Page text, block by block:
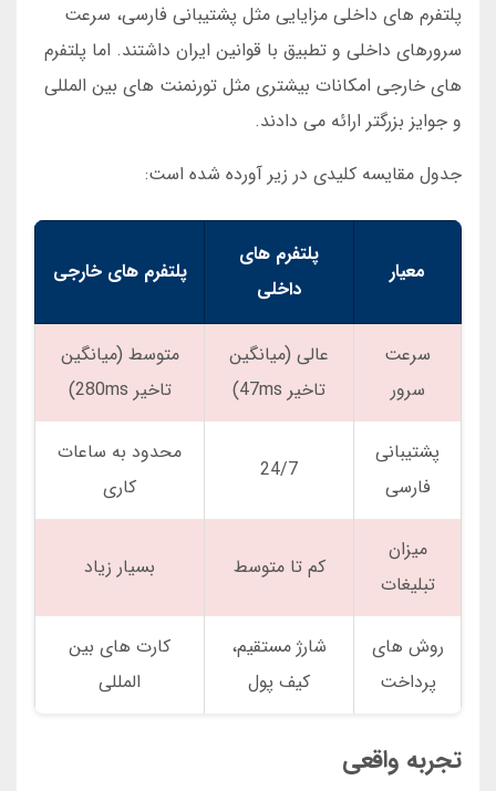
پلتفرم های داخلی مزایایی مثل پشتیبانی فارسی، سرعت
سرورهای داخلی و تطبیق با قوانین ایران داشتند. اما پلتفرم
های خارجی امکانات بیشتری مثل تورنمنت های بین المللی
و جوایز بزرگتر ارائه می دادند.
جدول مقایسه کلیدی در زیر آورده شده است:
معیار
پلتفرم های
داخلی
پلتفرم های خارجی
سرعت
سرور
عالی (میانگین
تاخیر 47ms)
متوسط (میانگین
تاخیر 280ms)
پشتیبانی
فارسی
24/7
محدود به ساعات
کاری
میزان
تبلیغات
کم تا متوسط بسیار زیاد
روش های
پرداخت
شارژ مستقیم،
کیف پول
کارت های بین
المللی
تجربه واقعی